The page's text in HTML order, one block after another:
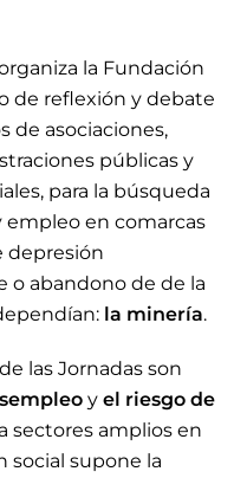
la Fundación
de reflexión y debate
de asociaciones,
públicas y
para la búsqueda
empleo en comarcas
depresión
o abandono de de la
la minería.
las Jornadas son
y el riesgo de
sectores amplios en
social supone la